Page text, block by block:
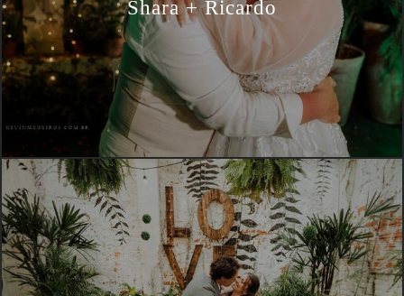
Shara + Ricardo